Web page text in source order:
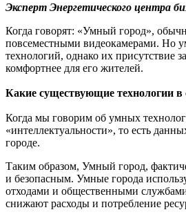
Эксперт Энергетического центра
Когда говорят: «Умный город»,
повсеместными видеокамерами. Но
технологий, однако их присутствие
комфортнее для его жителей.
Какие существующие технологии в
Когда мы говорим об умных
«интеллектуальности», то есть
городе.
Таким образом, Умный город,
и безопасным. Умные города
отходами и общественными
снижают расходы и потребление